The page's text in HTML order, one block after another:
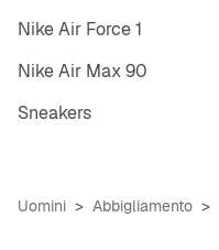
Nike Air Force 1
Nike Air Max 90
Sneakers
Uomini Abbigliamento